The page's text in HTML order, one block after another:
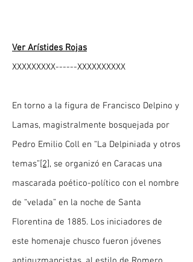
Ver Arístides Rojas
XXXXXXXXX------XXXXXXXXXX
En torno a la figura de Francisco Delpino y
Lamas, magistralmente bosquejada por
Pedro Emilio Coll en “La Delpiniada y otros
temas”[2], se organizó en Caracas una
mascarada poético-político con el nombre
de “velada” en la noche de Santa
Florentina de 1885. Los iniciadores de
este homenaje chusco fueron jóvenes